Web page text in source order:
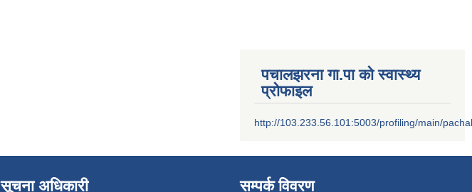
पचालझरना गा.पा को स्वास्थ्य
प्रोफाइल
http://103.233.56.101:5003/profiling/main/pachal
सूचना अधिकारी सम्पर्क विवरण